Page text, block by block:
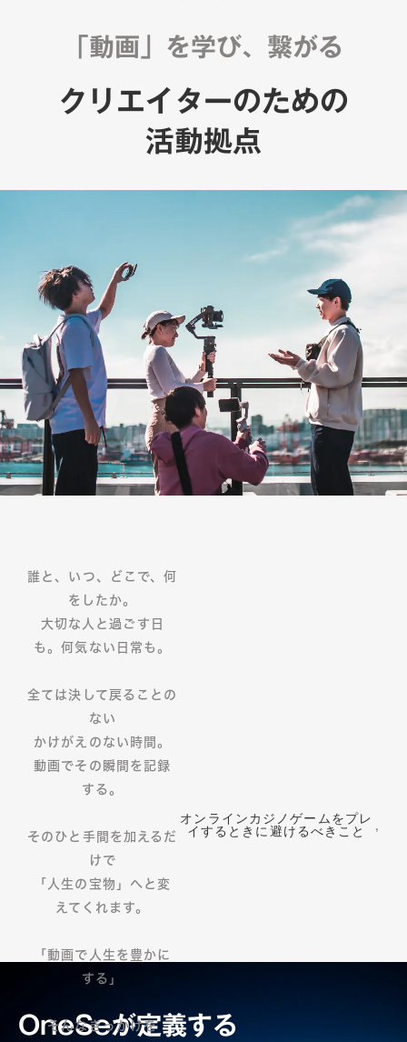
「動画」を学び、繋がる
クリエイターのための
活動拠点
誰と、いつ、どこで、何
をしたか。
大切な人と過ごす日
も。何気ない日常も。
全ては決して戻ることの
ない
かけがえのない時間。
動画でその瞬間を記録
する。
そのひと手間を加えるだ
けで
「人生の宝物」へと変
えてくれます。
「動画で人生を豊かに
する」
そんなきっかけを
オンラインカジノゲームをプレ
イするときに避けるべきこと
OneSeが定義する